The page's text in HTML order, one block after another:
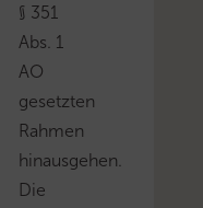
§ 351
Abs. 1
AO
gesetzten
Rahmen
hinausgehen.
Die